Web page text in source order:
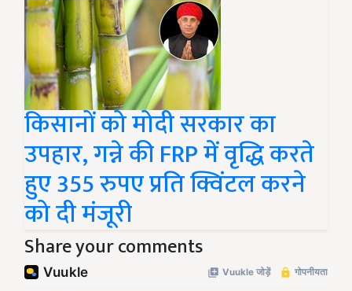
किसानों को मोदी सरकार का
उपहार, गन्ने की FRP में वृद्धि करते
हुए 355 रुपए प्रति क्विंटल करने
को दी मंजूरी
Share your comments